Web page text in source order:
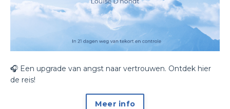
🎧 Een upgrade van angst naar vertrouwen. Ontdek hier
de reis!
Meer info